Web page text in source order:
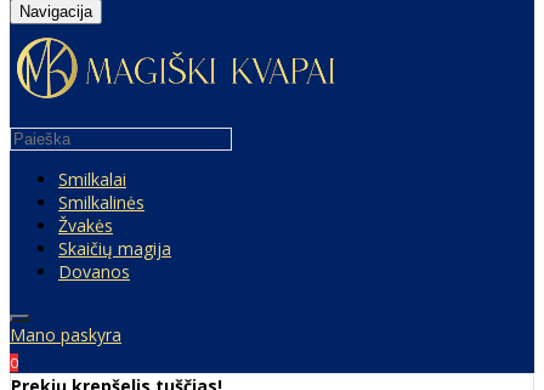
Navigacija
Smilkalai
Smilkalinės
Žvakės
Skaičių magija
Dovanos
Mano paskyra
0
Prekių krepšelis tuščias!